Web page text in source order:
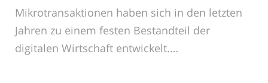
Mikrotransaktionen haben sich in den letzten
Jahren zu einem festen Bestandteil der
digitalen Wirtschaft entwickelt.…